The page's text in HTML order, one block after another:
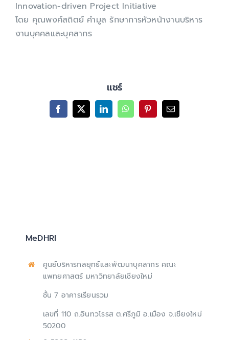
Innovation-driven Project Initiative
โดย คุณพงศ์สถิตย์ คำมูล รักษาการหัวหน้างานบริหาร
งานบุคคลและบุคลากร
แชร์
Facebook
X LinkedInWhatsAppPinterestEmail
MeDHRI
ศูนย์บริหารกลยุทธ์และพัฒนาบุคลากร คณะ
แพทยศาสตร์ มหาวิทยาลัยเชียงใหม่
ชั้น 7 อาคารเรียนรวม
เลขที่ 110 ถ.อินทวโรรส ต.ศรีภูมิ อ.เมือง จ.เชียงใหม่
50200